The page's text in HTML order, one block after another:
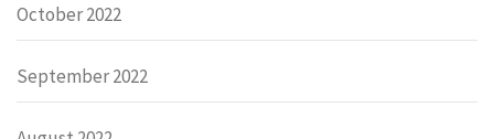
October 2022
September 2022